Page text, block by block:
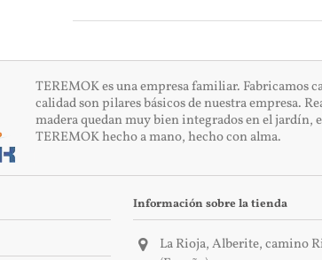
TEREMOK es una empresa familiar. Fabricamos
calidad son pilares básicos de nuestra empresa.
madera quedan muy bien integrados en el jardín,
TEREMOK hecho a mano, hecho con alma.
Información sobre la tienda
La Rioja, Alberite, camino